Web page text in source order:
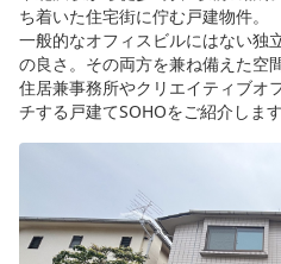
ち着いた住宅街に佇む戸建物件。
一般的なオフィスビルにはない独
の良さ。その両方を兼ね備えた空間
住居兼事務所やクリエイティブオ
チする戸建てSOHOをご紹介します